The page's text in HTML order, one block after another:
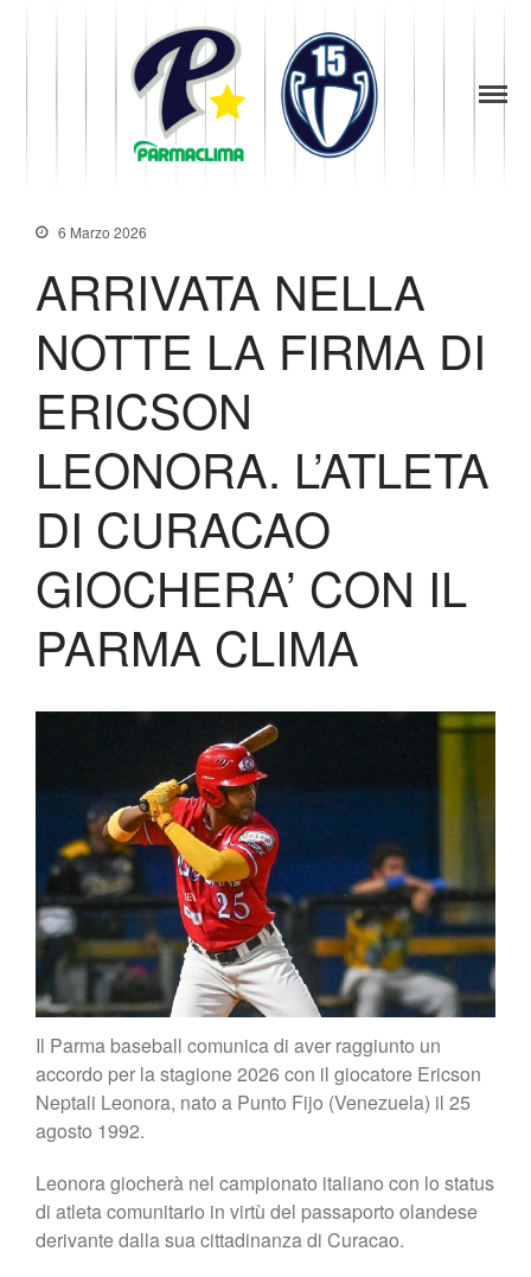
Storia
Codice di Condotta
Partners
Biglietteria
Shop
6 Marzo 2026
ARRIVATA NELLA
NOTTE LA FIRMA DI
ERICSON
LEONORA. L’ATLETA
DI CURACAO
GIOCHERA’ CON IL
PARMA CLIMA
Il Parma baseball comunica di aver raggiunto un
accordo per la stagione 2026 con il giocatore Ericson
Neptali Leonora, nato a Punto Fijo (Venezuela) il 25
agosto 1992.
Leonora giocherà nel campionato italiano con lo status
di atleta comunitario in virtù del passaporto olandese
derivante dalla sua cittadinanza di Curacao.